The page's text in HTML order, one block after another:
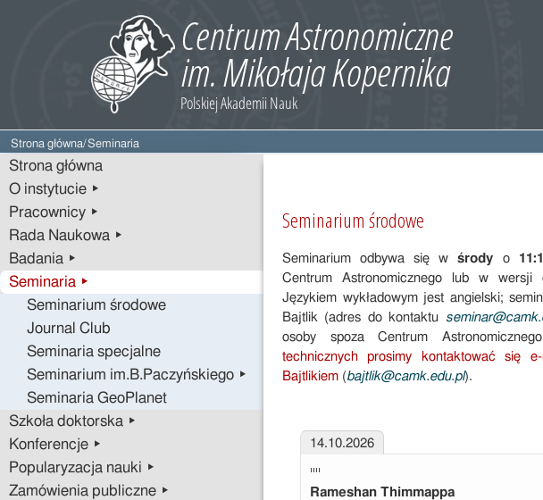
Strona główna/Seminaria
Strona główna
O instytucie ▸
Pracownicy ▸
Rada Naukowa ▸
Badania ▸
Seminaria ▸
Seminarium środowe
Journal Club
Seminaria specjalne
Seminarium im.B.Paczyńskiego ▸
Seminaria GeoPlanet
Szkoła doktorska ▸
Konferencje ▸
Popularyzacja nauki ▸
Zamówienia publiczne ▸
Seminarium środowe
Seminarium odbywa się wśrody o
Centrum Astronomicznego lub w
Językiem wykładowym jest angielski;
Bajtlik (adres do kontaktu
osoby spoza Centrum
technicznych prosimy kontaktować się
Bajtlikiem (bajtlik@camk.edu.pl).
14.10.2026
""
Rameshan Thimmappa